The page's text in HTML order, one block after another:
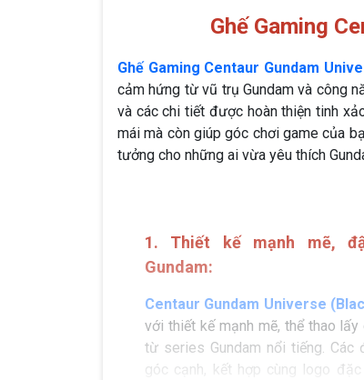
Ghế Gaming
Ghế Gaming Centaur Gundam
cảm hứng từ vũ trụ Gundam và công
và các chi tiết được hoàn thiện tinh
mái mà còn giúp góc chơi game của
tưởng cho những ai vừa yêu thích
1. Thiết kế mạnh mẽ,
Gundam:
Centaur Gundam Universe
với thiết kế mạnh mẽ, thể thao lấy
từ series Gundam nổi tiếng. Các
góc cạnh, kết hợp cùng logo